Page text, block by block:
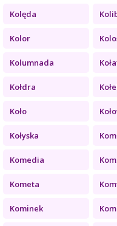
Kolęda
Kolor
Kolumnada
Kołdra
Koło
Kołyska
Komedia
Kometa
Kominek